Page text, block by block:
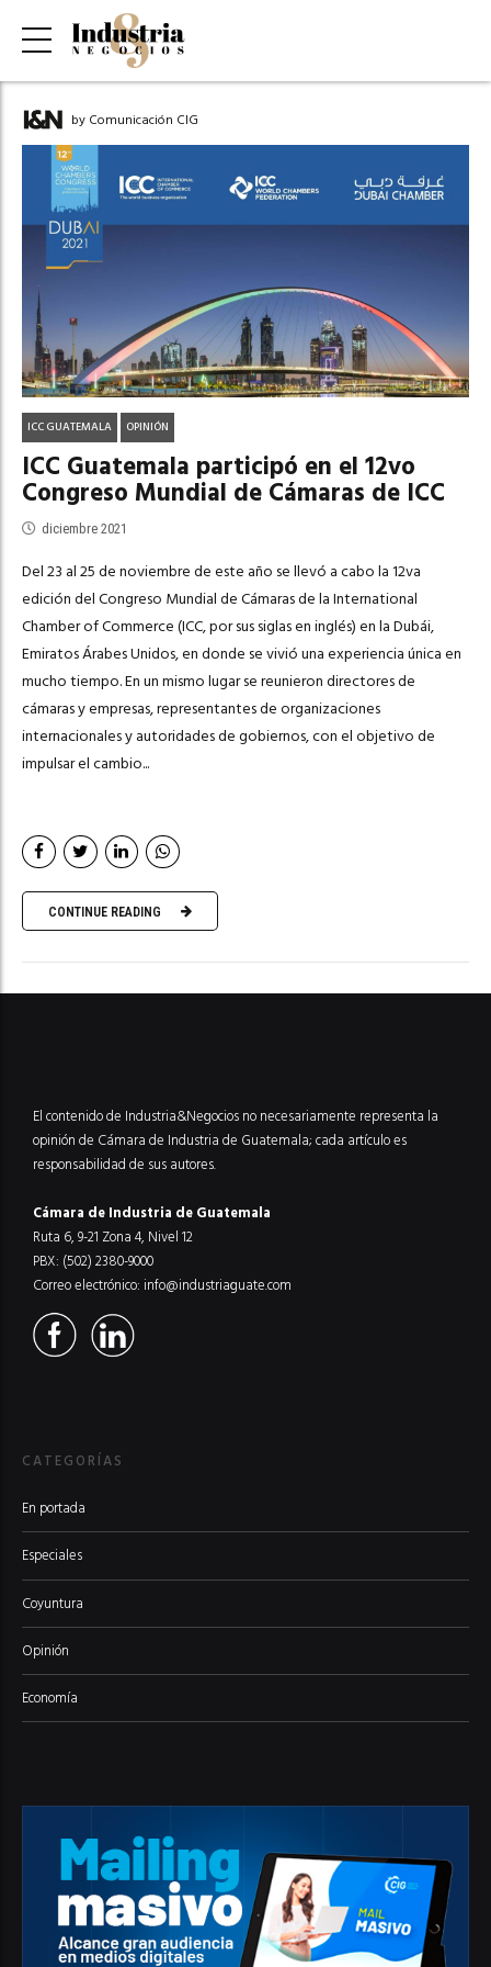
by Comunicación CIG
ICC GUATEMALA OPINIÓN
ICC Guatemala participó en el 12vo
Congreso Mundial de Cámaras de ICC
diciembre 2021
Del 23 al 25 de noviembre de este año se llevó a cabo la 12va
edición del Congreso Mundial de Cámaras de la International
Chamber of Commerce (ICC, por sus siglas en inglés) en la Dubái,
Emiratos Árabes Unidos, en donde se vivió una experiencia única en
mucho tiempo. En un mismo lugar se reunieron directores de
cámaras y empresas, representantes de organizaciones
internacionales y autoridades de gobiernos, con el objetivo de
impulsar el cambio...
CONTINUE READING
El contenido de Industria&Negocios no necesariamente representa la
opinión de Cámara de Industria de Guatemala; cada artículo es
responsabilidad de sus autores.
Cámara de Industria de Guatemala
Ruta 6, 9-21 Zona 4, Nivel 12
PBX: (502) 2380-9000
Correo electrónico: info@industriaguate.com
CATEGORÍAS
En portada
Especiales
Coyuntura
Opinión
Economía